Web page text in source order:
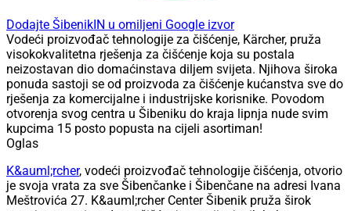
Dodajte ŠibenikIN u omiljeni Google izvor
Vodeći proizvođač tehnologije za čišćenje, Kärcher, pruža
visokokvalitetna rješenja za čišćenje koja su postala
neizostavan dio domaćinstava diljem svijeta. Njihova široka
ponuda sastoji se od proizvoda za čišćenje kućanstva sve do
rješenja za komercijalne i industrijske korisnike. Povodom
otvorenja svog centra u Šibeniku do kraja lipnja nude svim
kupcima 15 posto popusta na cijeli asortiman!
Oglas
K&auml;rcher, vodeći proizvođač tehnologije čišćenja, otvorio
je svoja vrata za sve Šibenčanke i Šibenčane na adresi Ivana
Meštrovića 27. K&auml;rcher Center Šibenik pruža širok